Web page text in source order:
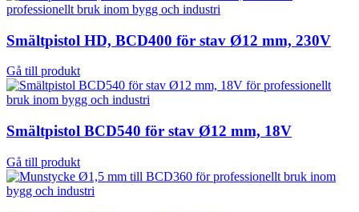
Smältpistol HD, BCD400 för stav Ø12 mm, 230V
Gå till produkt
Smältpistol BCD540 för stav Ø12 mm, 18V
Gå till produkt